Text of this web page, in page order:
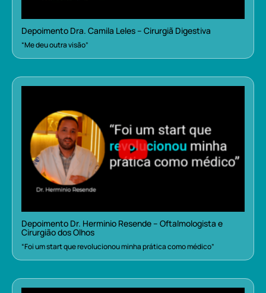
Depoimento Dra. Camila Leles – Cirurgiã Digestiva
“Me deu outra visão”
Depoimento Dr. Herminio Resende – Oftalmologista e
Cirurgião dos Olhos
“Foi um start que revolucionou minha prática como médico”